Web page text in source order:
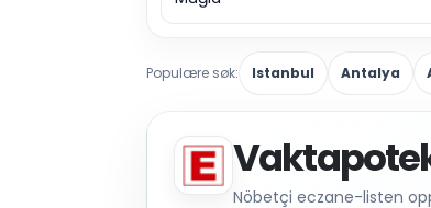
Populære søk: Istanbul Antalya
Nöbetçi eczane-listen